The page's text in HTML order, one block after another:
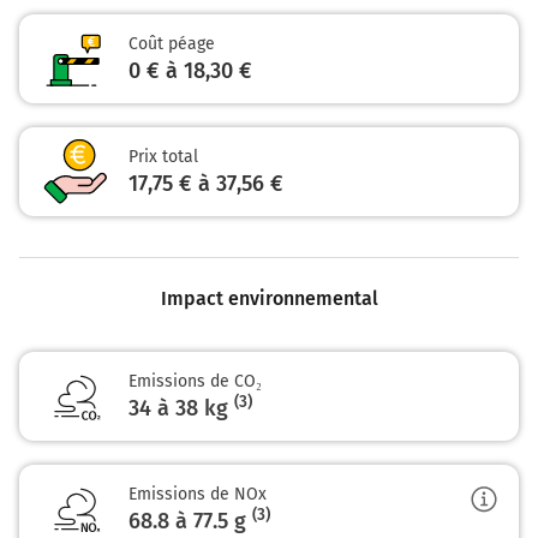
189 km
Prendre à droite et rejoindre D905. Continuer sur
2,3 kilomètres
Dijon
Dole-Zone Industrielle
189 km
D220
191 km
Coût péage
0 € à 18,30 €
Prix total
17,75 € à 37,56 €
Impact environnemental
Emissions de CO₂
34 à 38 kg (3)
Emissions de NOx
68.8 à 77.5 g (3)